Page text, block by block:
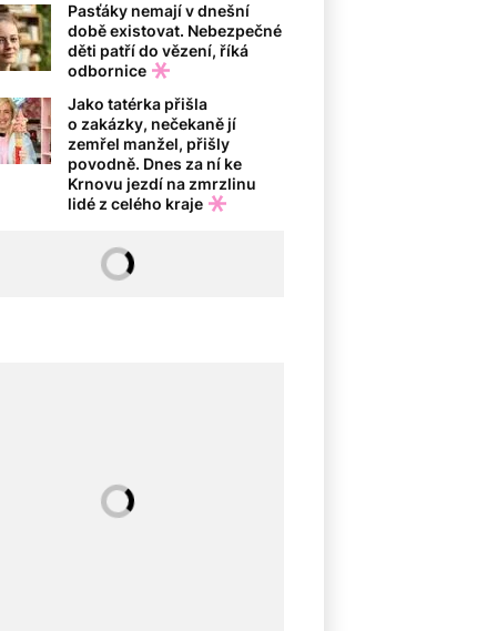
Pasťáky nemají v dnešní
době existovat. Nebezpečné
děti patří do vězení, říká
odbornice
Jako tatérka přišla
o zakázky, nečekaně jí
zemřel manžel, přišly
povodně. Dnes za ní ke
Krnovu jezdí na zmrzlinu
lidé z celého kraje